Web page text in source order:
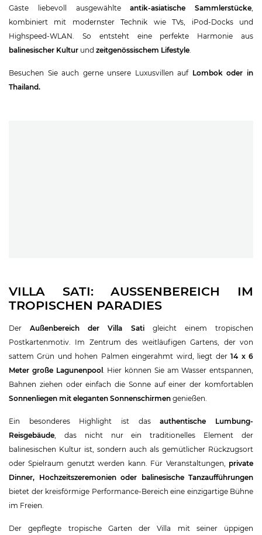
Gäste liebevoll ausgewählteantik-asiatische Sammlerstücke
kombiniert mit modernster Technik wie TVs, iPod-Docks und
Highspeed-WLAN. So entsteht eine perfekte Harmonie aus
balinesischer Kultur und zeitgenössischem Lifestyle
Besuchen Sie auch gerne unsere Luxusvillen auf Lombok oder in
Thailand.
VILLA SATI: AUSSENBEREICH IM T
ROPISCHEN PARADIES
DerAußenbereich der Villa Satigleicht einem tropischen
Postkartenmotiv. Im Zentrum des weitläufigen Gartens, der von
sattem Grün und hohen Palmen eingerahmt wird, liegt der14 x 6
Meter große Lagunenpool. Hier können Sie am Wasser entspannen,
Bahnen ziehen oder einfach die Sonne auf einer der komfortablen
Sonnenliegen mit eleganten Sonnenschirmen genießen.
Ein besonderes Highlight ist dasauthentische Lumbung-
Reisgebäude , das nicht nur ein traditionelles Element der
balinesischen Kultur ist, sondern auch als gemütlicher Rückzugsort
oder Spielraum genutzt werden kann. Für Veranstaltungen, private
Dinner, Hochzeitszeremonien oder balinesische Tanzaufführungen
bietet der kreisförmige Performance-Bereich eine einzigartige Bühne
im Freien.
Der gepflegte tropische Garten der Villa mit seiner üppigen